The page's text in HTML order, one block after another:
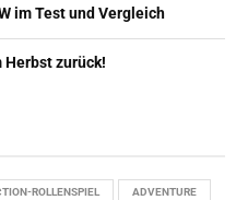
im Test und Vergleich
Herbst zurück!
ROLLENSPIEL ADVENTURE